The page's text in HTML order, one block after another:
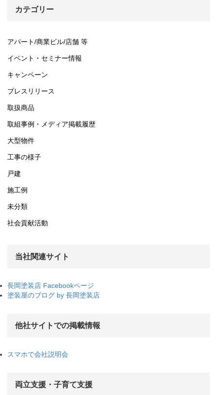
カテゴリー
アパート/商業ビル/店舗 等
イベント・セミナー情報
キャンペーン
プレスリリース
取扱商品
取組事例・メディア掲載履歴
大型物件
工事の様子
戸建
施工例
未分類
社会貢献活動
当社関連サイト
長岡塗装店 Facebookページ
塗装屋のブログ by 長岡塗装店
他社サイトでの掲載情報
スマホで会社説明会
両立支援・子育て支援